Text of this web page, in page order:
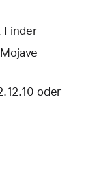
Finder
oder